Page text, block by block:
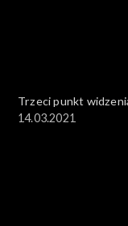
Trzeci punkt
14.03.2021